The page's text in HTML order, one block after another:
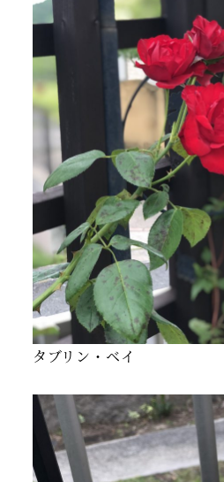
タブリン・ベイ